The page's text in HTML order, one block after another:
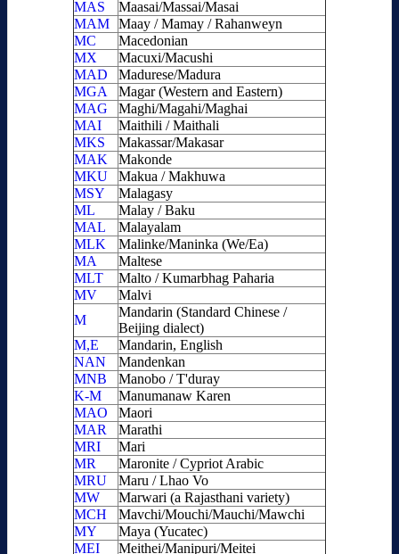
MAS
Maasai/Massai/Masai
MAM Maay / Mamay / Rahanweyn
MC
Macedonian
MX
Macuxi/Macushi
MAD
Madurese/Madura
MGA
Magar (Western and Eastern)
MAG
Maghi/Magahi/Maghai
MAI
Maithili / Maithali
MKS
Makassar/Makasar
MAK
Makonde
MKU
Makua / Makhuwa
MSY
Malagasy
ML
Malay / Baku
MAL
Malayalam
MLK
Malinke/Maninka (We/Ea)
MA
Maltese
MLT
Malto / Kumarbhag Paharia
MV
Malvi
M
Mandarin (Standard Chinese /
Beijing dialect)
M,E
Mandarin, English
NAN
Mandenkan
MNB
Manobo / T'duray
K-M
Manumanaw Karen
MAO
Maori
MAR
Marathi
MRI
Mari
MR
Maronite / Cypriot Arabic
MRU
Maru / Lhao Vo
MW
Marwari (a Rajasthani variety)
MCH
Mavchi/Mouchi/Mauchi/Mawchi
MY
Maya (Yucatec)
MEI
Meithei/Manipuri/Meitei